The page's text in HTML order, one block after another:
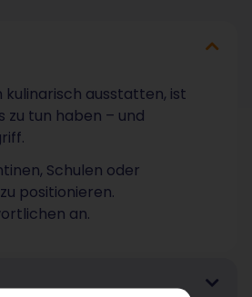
ausstatten, ist
zu tun haben – und
Schulen oder
positionieren.
an.